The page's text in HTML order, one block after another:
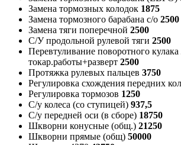
Замена тормозных колодок 1875
Замена тормозного барабана с/о 2500
Замена тяги поперечной 2500
С/У продольной рулевой тяги 2500
Перевтуливание поворотного кулака
токар.работы+разверт 2500
Протяжка рулевых пальцев 3750
Регулировка схождения передних
Регулировка тормозов 1250
С/у колеса (со ступицей) 937,5
С/у передней оси (в сборе) 18750
Шкворни конусные (общ.) 21250
Шкворни прямые (общ) 50000